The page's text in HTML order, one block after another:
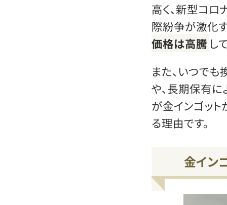
高く、新型コロ
際紛争が激化
価格は高騰 し
また、いつで
や、長期保有
が金インゴッ
る理由です。
金イン